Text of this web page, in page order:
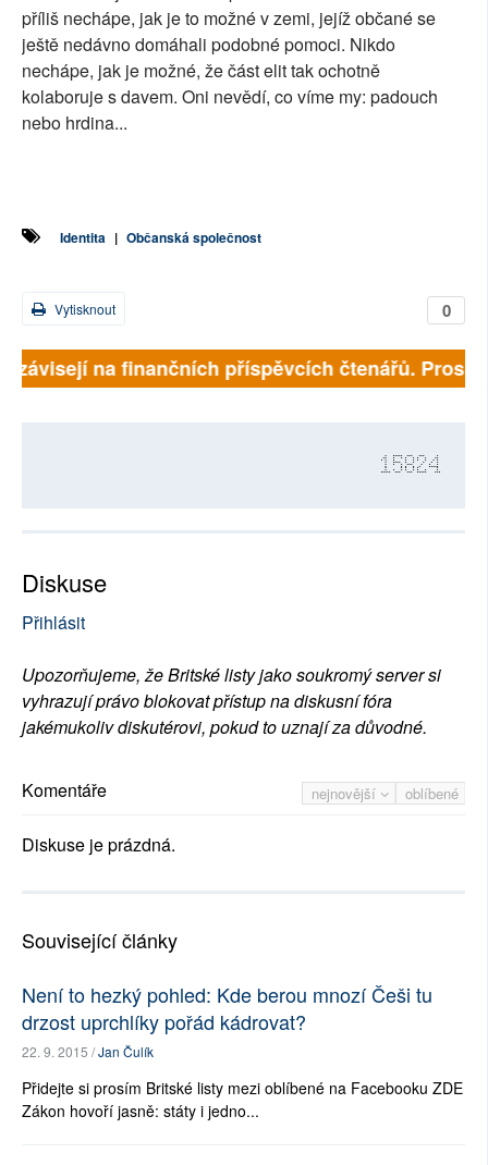
příliš nechápe, jak je to možné v zemi, jejíž občané se
ještě nedávno domáhali podobné pomoci. Nikdo
nechápe, jak je možné, že část elit tak ochotně
kolaboruje s davem. Oni nevědí, co víme my: padouch
nebo hrdina...
Identita | Občanská společnost
0
Vytisknout
na finančních příspěvcích čtenářů.
15824
Diskuse
Přihlásit
Upozorňujeme, že Britské listy jako soukromý server si
vyhrazují právo blokovat přístup na diskusní fóra
jakémukoliv diskutérovi, pokud to uznají za důvodné.
nejnovější oblíbené
Komentáře
Diskuse je prázdná.
Související články
Není to hezký pohled: Kde berou mnozí Češi tu
drzost uprchlíky pořád kádrovat?
22. 9. 2015 /Jan Čulík
Přidejte si prosím Britské listy mezi oblíbené na Facebooku ZDE
Zákon hovoří jasně: státy i jedno...